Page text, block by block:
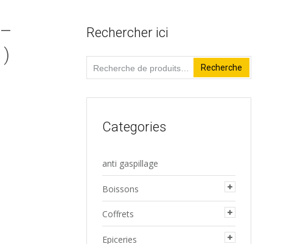
Rechercher ici
Recherche
pour :
Recherche
Categories
anti gaspillage
Boissons
Coffrets
Epiceries